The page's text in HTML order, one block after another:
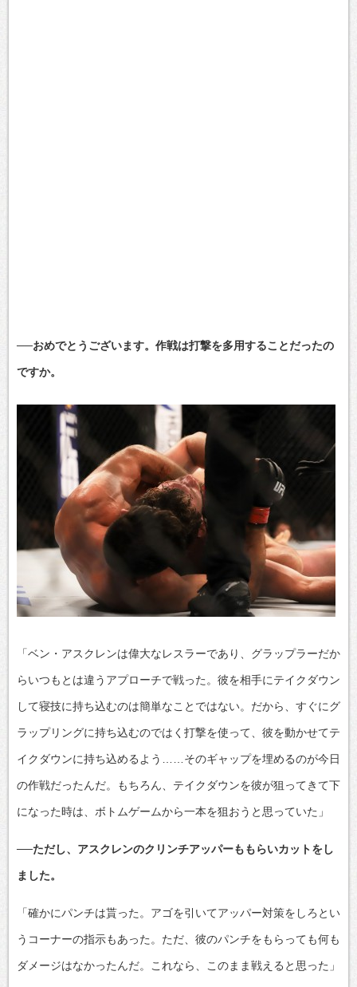
──おめでとうございます。作戦は打撃を多用することだったの
ですか。
「ベン・アスクレンは偉大なレスラーであり、グラップラーだか
らいつもとは違うアプローチで戦った。彼を相手にテイクダウン
して寝技に持ち込むのは簡単なことではない。だから、すぐにグ
ラップリングに持ち込むのではく打撃を使って、彼を動かせてテ
イクダウンに持ち込めるよう……そのギャップを埋めるのが今日
の作戦だったんだ。もちろん、テイクダウンを彼が狙ってきて下
になった時は、ボトムゲームから一本を狙おうと思っていた」
──ただし、アスクレンのクリンチアッパーももらいカットをし
ました。
「確かにパンチは貰った。アゴを引いてアッパー対策をしろとい
うコーナーの指示もあった。ただ、彼のパンチをもらっても何も
ダメージはなかったんだ。これなら、このまま戦えると思った」